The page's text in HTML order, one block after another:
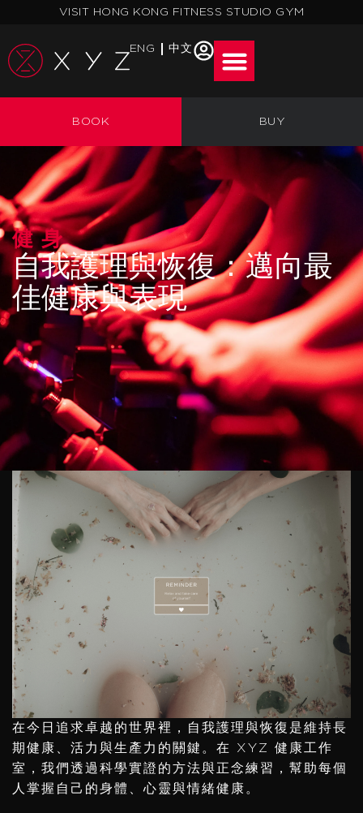
主
要
VISIT HONG KONG FITNESS STUDIO GYM
ENG 中文
BOOK BUY
健身
自我護理與恢復：邁向最
佳健康與表現
在今日追求卓越的世界裡，自我護理與恢復是維持長
期健康、活力與生產力的關鍵。在 XYZ 健康工作
室，我們透過科學實證的方法與正念練習，幫助每個
人掌握自己的身體、心靈與情緒健康。